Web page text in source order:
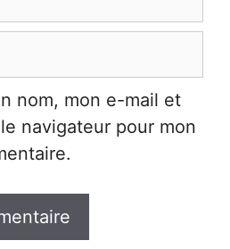
nom, mon e-mail et
navigateur pour mon